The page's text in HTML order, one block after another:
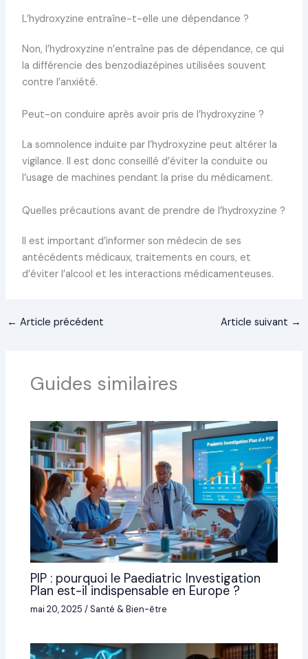
L’hydroxyzine entraîne-t-elle une dépendance ?
Non, l’hydroxyzine n’entraîne pas de dépendance, ce qui
la différencie des benzodiazépines utilisées souvent
contre l’anxiété.
Peut-on conduire après avoir pris de l’hydroxyzine ?
La somnolence induite par l’hydroxyzine peut altérer la
vigilance. Il est donc conseillé d’éviter la conduite ou
l’usage de machines pendant la prise du médicament.
Quelles précautions avant de prendre de l’hydroxyzine ?
Il est important d’informer son médecin de ses
antécédents médicaux, traitements en cours, et
d’éviter l’alcool et les interactions médicamenteuses.
← Article précédent Article suivant →
Guides similaires
PIP : pourquoi le Paediatric Investigation
Plan est-il indispensable en Europe ?
mai 20, 2025/Santé & Bien-être